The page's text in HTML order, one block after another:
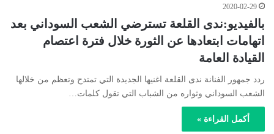
2020-02-29
بالفيديو:ندى القلعة تسترضي الشعب السوداني بعد
اتهامات ابتعادها عن الثورة خلال فترة اعتصام
القيادة العامة
ردد جمهور الفنانة ندى القلعة اغنيها الجديدة التي تمتدح وتعظم من خلالها
الشعب السوداني وثواره من الشباب التي تقول كلمات…
أكمل القراءة »